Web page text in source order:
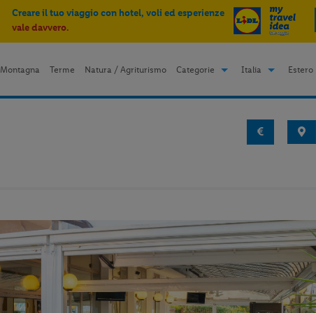
Creare il tuo viaggio con hotel, voli ed esperienze
vale davvero.
Montagna Terme Natura / Agriturismo Categorie Italia Estero